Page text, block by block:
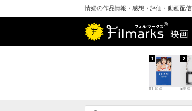
情婦の作品情報・感想・評価・動画配信
映画
¥1,650
1
¥990
2